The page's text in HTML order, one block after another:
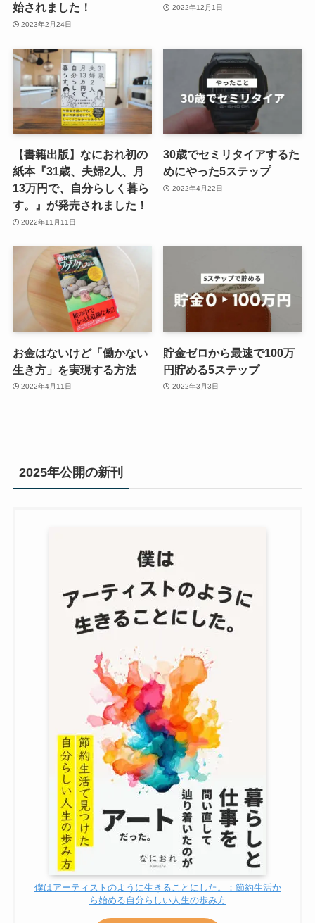
始されました！
2023年2月24日
2022年12月1日
【書籍出版】なにおれ初の
紙本『31歳、夫婦2人、月
13万円で、自分らしく暮ら
す。』が発売されました！
2022年11月11日
30歳でセミリタイアするた
めにやった5ステップ
2022年4月22日
お金はないけど「働かない
生き方」を実現する方法
2022年4月11日
貯金ゼロから最速で100万
円貯める5ステップ
2022年3月3日
2025年公開の新刊
僕はアーティストのように生きることにした。：節約生活か
ら始める自分らしい人生の歩み方